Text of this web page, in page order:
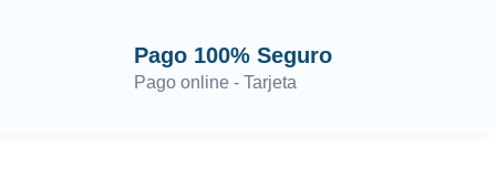
Pago 100% Seguro
Pago online - Tarjeta